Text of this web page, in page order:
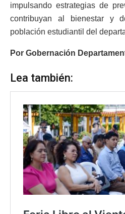
impulsando estrategias de
contribuyan al bienestar y
población estudiantil del
Por Gobernación
Lea también: